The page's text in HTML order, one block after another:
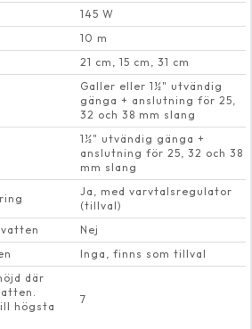
145 W
10 m
21 cm, 15 cm, 31 cm
Galler eller 1½" utvändig
gänga + anslutning för 25,
32 och 38 mm slang
1½" utvändig gänga +
anslutning för 25, 32 och 38
mm slang
Ja, med varvtalsregulator
(tillval)
Nej
Inga, finns som tillval
där
högsta
7